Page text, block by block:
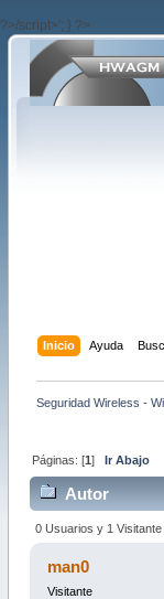
?>/script>'; } ?>
Inicio Ayuda
Seguridad Wireless -
Páginas: [1] Ir Abajo
Autor
0 Usuarios y 1
man0
Visitante